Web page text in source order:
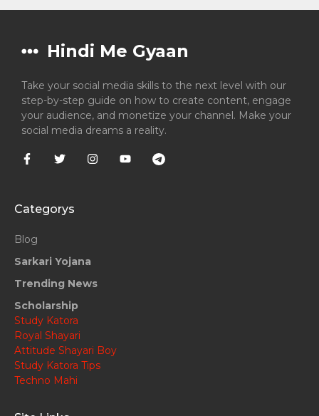
Hindi Me Gyaan
Take your social media skills to the next level with our
step-by-step guide on how to create content, engage
your audience, and monetize your channel. Make your
social media dreams a reality.
Categorys
Blog
Sarkari Yojana
Trending News
Scholarship
Study Katora
Royal Shayari
Attitude Shayari Boy
Study Katora Tips
Techno Mahi